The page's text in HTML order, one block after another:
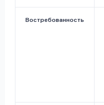
Востребованность